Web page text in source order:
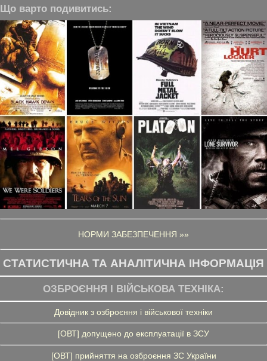
Що варто подивитись:
НОРМИ ЗАБЕЗПЕЧЕННЯ »»
СТАТИСТИЧНА ТА АНАЛІТИЧНА ІНФОРМАЦІЯ
ОЗБРОЄННЯ І ВІЙСЬКОВА ТЕХНІКА:
Довідник з озброєння і військової техніки
[ОВТ] допущено до експлуатації в ЗСУ
[ОВТ] прийняття на озброєння ЗС України